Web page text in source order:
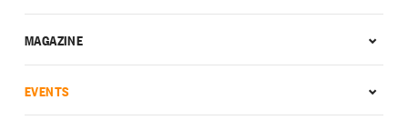
MAGAZINE
EVENTS